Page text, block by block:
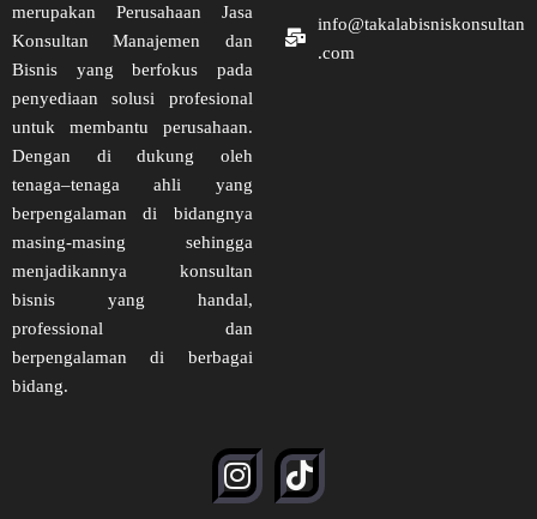
merupakan Perusahaan Jasa
Konsultan Manajemen dan
Bisnis yang berfokus pada
penyediaan solusi profesional
untuk membantu perusahaan.
Dengan di dukung oleh
tenaga–tenaga ahli yang
berpengalaman di bidangnya
masing-masing sehingga
menjadikannya konsultan
bisnis yang handal,
professional dan
berpengalaman di berbagai
bidang.
info@takalabisniskonsultan
.com